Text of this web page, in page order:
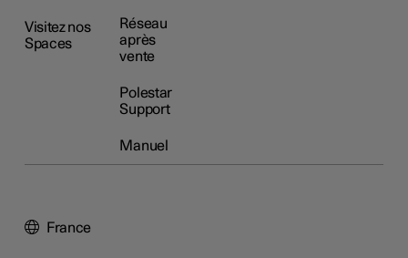
Visitez nos
Spaces
Réseau
après
vente
Polestar
Support
Manuel
France